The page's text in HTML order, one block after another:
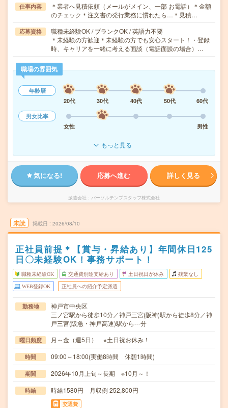
仕事内容
＊業者へ見積依頼（メールがメイン、一部 お電話）＊金額
のチェック＊注文書の発行業務に慣れたら…＊見積…
応募資格
職種未経験OK / ブランクOK / 英語力不要
＊未経験の方歓迎＊未経験の方でも安心スタート！・登録
時、キャリアを一緒に考える面談（電話面談の場合）…
職場の雰囲気
年齢層
20代
30代 40代 50代
60代
男女比率
女性
男性
もっと見る
気になる! 応募へ進む 詳しく見る
派遣会社 パーソルテンプスタッフ株式会社
未読 掲載日 2026/08/10
正社員前提＊【賞与・昇給あり】年間休日125
日〇未経験OK！事務サポート！
職種未経験OK 交通費別途支給あり 土日祝日が休み 残業なし
WEB登録OK 正社員への紹介予定派遣
勤務地
神戸市中央区
三ノ宮駅から徒歩10分／神戸三宮(阪神)駅から徒歩8分／神
戸三宮(阪急・神戸高速)駅から---分
曜日頻度 月～金（週5日） ※土日祝お休み！
時間 09:00～18:00(実働8時間 休憩1時間)
期間 2026年10月上旬～長期 ※10月～！
時給 時給1580円 月収例 252,800円
交通費